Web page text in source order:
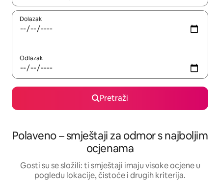
Dolazak
Odlazak
Pretraži
Polaveno – smještaji za odmor s najboljim
ocjenama
Gosti su se složili: ti smještaji imaju visoke ocjene u
pogledu lokacije, čistoće i drugih kriterija.